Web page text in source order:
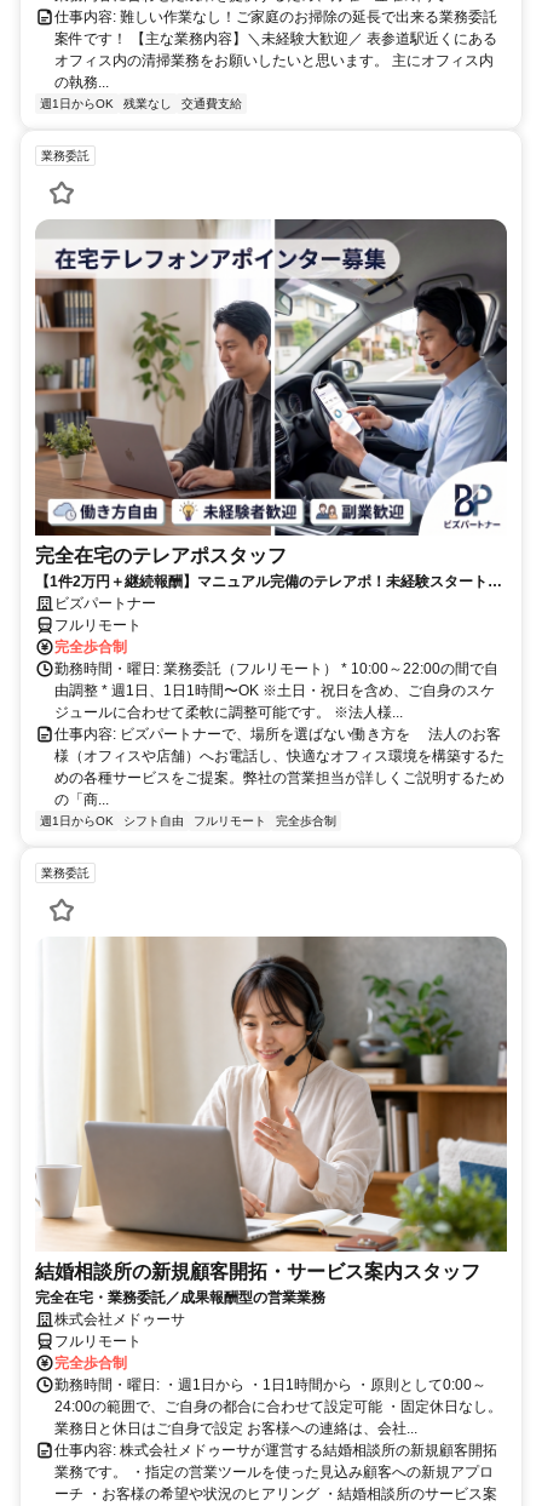
仕事内容: 難しい作業なし！ご家庭のお掃除の延長で出来る業務委託
案件です！ 【主な業務内容】＼未経験大歓迎／ 表参道駅近くにある
オフィス内の清掃業務をお願いしたいと思います。 主にオフィス内
の執務...
週1日からOK 残業なし 交通費支給
業務委託
完全在宅のテレアポスタッフ
【1件2万円＋継続報酬】マニュアル完備のテレアポ！未経験スタートの
副業スタッフ活躍中／丁寧なフォロー体制あり
ビズパートナー
フルリモート
完全歩合制
勤務時間・曜日: 業務委託（フルリモート） * 10:00～22:00の間で自
由調整 * 週1日、1日1時間〜OK ※土日・祝日を含め、ご自身のスケ
ジュールに合わせて柔軟に調整可能です。 ※法人様...
仕事内容: ビズパートナーで、場所を選ばない働き方を 法人のお客
様（オフィスや店舗）へお電話し、快適なオフィス環境を構築するた
めの各種サービスをご提案。弊社の営業担当が詳しくご説明するため
の「商...
週1日からOK シフト自由 フルリモート 完全歩合制
業務委託
結婚相談所の新規顧客開拓・サービス案内スタッフ
完全在宅・業務委託／成果報酬型の営業業務
株式会社メドゥーサ
フルリモート
完全歩合制
勤務時間・曜日: ・週1日から ・1日1時間から ・原則として0:00～
24:00の範囲で、ご自身の都合に合わせて設定可能 ・固定休日なし。
業務日と休日はご自身で設定 お客様への連絡は、会社...
仕事内容: 株式会社メドゥーサが運営する結婚相談所の新規顧客開拓
業務です。 ・指定の営業ツールを使った見込み顧客への新規アプロ
ーチ ・お客様の希望や状況のヒアリング ・結婚相談所のサービス案